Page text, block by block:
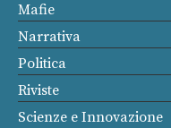
Mafie
Narrativa
Politica
Riviste
Scienze e Innovazione